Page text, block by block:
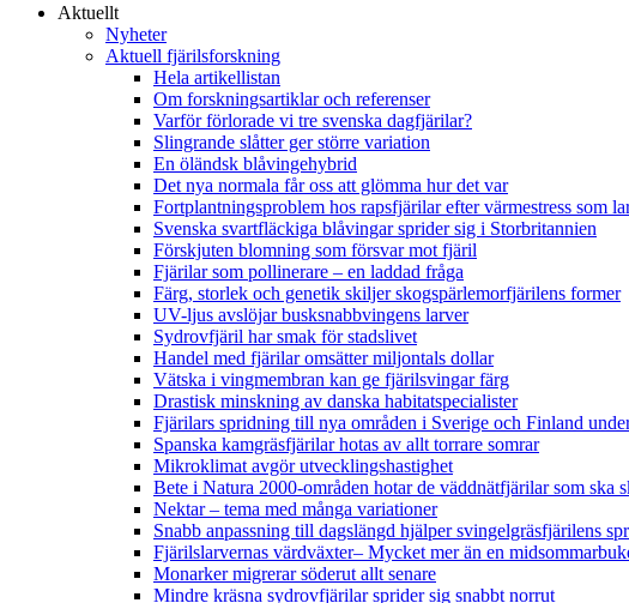
Aktuellt
Nyheter
Aktuell fjärilsforskning
Hela artikellistan
Om forskningsartiklar och referenser
Varför förlorade vi tre svenska dagfjärilar?
Slingrande slåtter ger större variation
En öländsk blåvingehybrid
Det nya normala får oss att glömma hur det var
Fortplantningsproblem hos rapsfjärilar efter värmestress som
Svenska svartfläckiga blåvingar sprider sig i Storbritannien
Förskjuten blomning som försvar mot fjäril
Fjärilar som pollinerare – en laddad fråga
Färg, storlek och genetik skiljer skogspärlemorfjärilens former
UV-ljus avslöjar busksnabbvingens larver
Sydrovfjäril har smak för stadslivet
Handel med fjärilar omsätter miljontals dollar
Vätska i vingmembran kan ge fjärilsvingar färg
Drastisk minskning av danska habitatspecialister
Fjärilars spridning till nya områden i Sverige och Finland
Spanska kamgräsfjärilar hotas av allt torrare somrar
Mikroklimat avgör utvecklingshastighet
Bete i Natura 2000-områden hotar de väddnätfjärilar som ska
Nektar – tema med många variationer
Snabb anpassning till dagslängd hjälper svingelgräsfjärilens
Fjärilslarvernas värdväxter– Mycket mer än en
Monarker migrerar söderut allt senare
Mindre kräsna sydrovfjärilar sprider sig snabbt norrut